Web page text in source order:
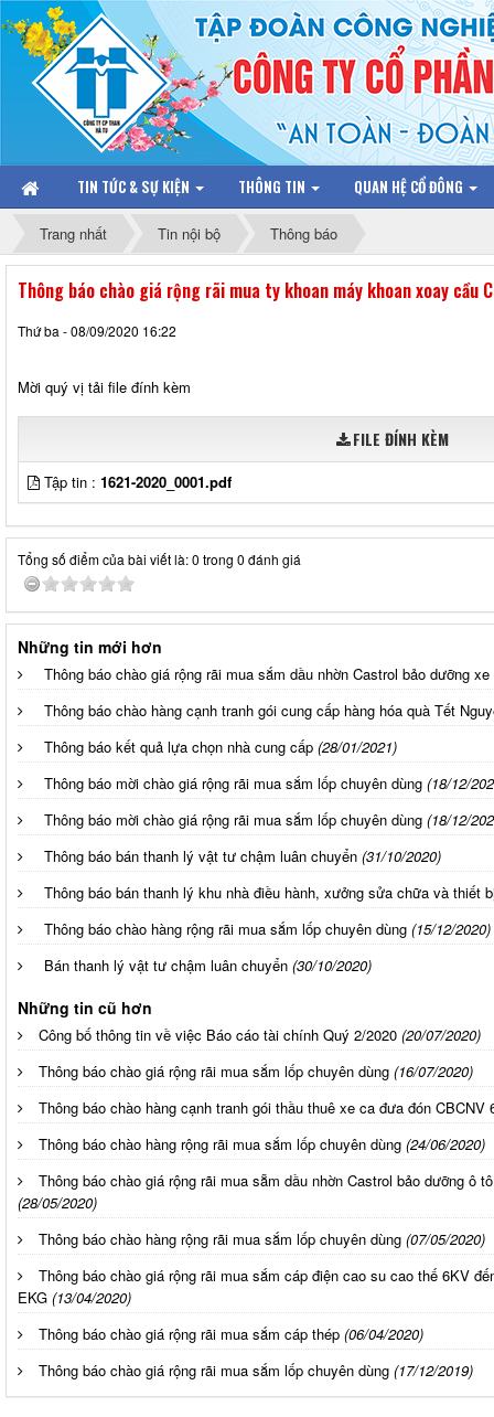
TIN TỨC & SỰ KIỆN THÔNG TIN QUAN HỆ CỔ ĐÔNG
Trang nhất Tin nội bộ Thông báo
Thông báo chào giá rộng rãi mua ty khoan máy khoan xoay cầu
Thứ ba - 08/09/2020 16:22
Mời quý vị tải file đính kèm
FILE ĐÍNH KÈM
Tập tin : 1621-2020_0001.pdf
Tổng số điểm của bài viết là: 0 trong 0 đánh giá
Những tin mới hơn
Thông báo chào giá rộng rãi mua sắm dầu nhờn Castrol bảo dưỡng
Thông báo chào hàng cạnh tranh gói cung cấp hàng hóa quà Tết
Thông báo kết quả lựa chọn nhà cung cấp (28/01/2021)
Thông báo mời chào giá rộng rãi mua sắm lốp chuyên dùng (18/12/
Thông báo mời chào giá rộng rãi mua sắm lốp chuyên dùng (18/12/
Thông báo bán thanh lý vật tư chậm luân chuyển (31/10/2020)
Thông báo bán thanh lý khu nhà điều hành, xưởng sửa chữa và thiết
Thông báo chào hàng rộng rãi mua sắm lốp chuyên dùng (15/12/2020)
Bán thanh lý vật tư chậm luân chuyển (30/10/2020)
Những tin cũ hơn
Công bố thông tin về việc Báo cáo tài chính Quý 2/2020 (20/07/2020)
Thông báo chào giá rộng rãi mua sắm lốp chuyên dùng (16/07/2020)
Thông báo chào hàng cạnh tranh gói thầu thuê xe ca đưa đón CBCNV
Thông báo chào hàng rộng rãi mua sắm lốp chuyên dùng (24/06/2020)
Thông báo chào giá rộng rãi mua sẵm dầu nhờn Castrol bảo dưỡng ô
(28/05/2020)
Thông báo chào hàng rộng rãi mua sắm lốp chuyên dùng (07/05/2020)
Thông báo chào giá rộng rãi mua sắm cáp điện cao su cao thế 6KV
EKG (13/04/2020)
Thông báo chào giá rộng rãi mua sắm cáp thép (06/04/2020)
Thông báo chào giá rộng rãi mua sắm lốp chuyên dùng (17/12/2019)